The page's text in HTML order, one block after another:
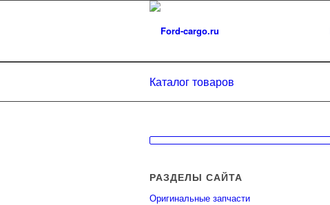
Каталог товаров
РАЗДЕЛЫ САЙТА
Оригинальные запчасти